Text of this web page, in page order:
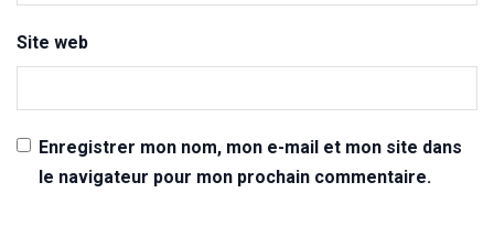
Site web
Enregistrer mon nom, mon e-mail et mon site dans
le navigateur pour mon prochain commentaire.